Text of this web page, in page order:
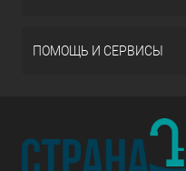
ПОМОЩЬ И СЕРВИСЫ